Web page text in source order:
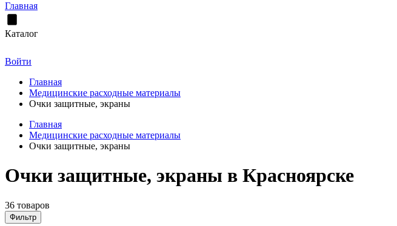
Главная
Каталог
Войти
Главная
Медицинские расходные материалы
Очки защитные, экраны
Главная
Медицинские расходные материалы
Очки защитные, экраны
Очки защитные, экраны в Красноярске
36 товаров
Фильтр